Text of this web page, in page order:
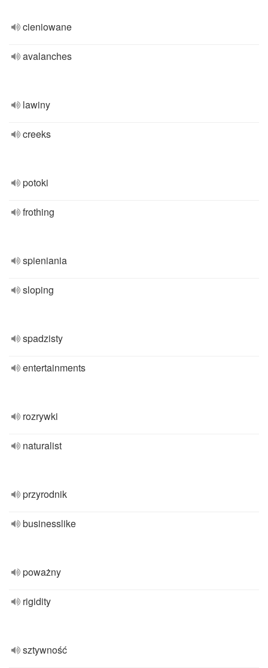
cieniowane
avalanches
lawiny
creeks
potoki
frothing
spieniania
sloping
spadzisty
entertainments
rozrywki
naturalist
przyrodnik
businesslike
poważny
rigidity
sztywność